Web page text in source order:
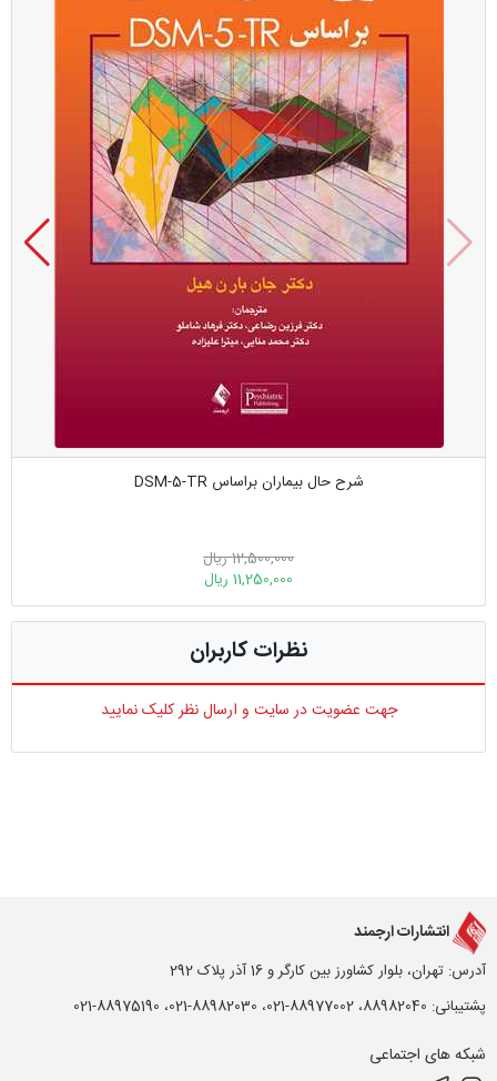
شرح حال بیماران براساس DSM-5-TR
12,500,000 ریال
11,250,000 ریال
نظرات کاربران
جهت عضویت در سایت و ارسال نظر کلیک نمایید
انتشارات ارجمند
آدرس: تهران، بلوار کشاورز بین کارگر و 16 آذر پلاک 292
پشتیبانی: 88982040، 88977002-021، 88982030-021، 88975190-021
شبکه های اجتماعی